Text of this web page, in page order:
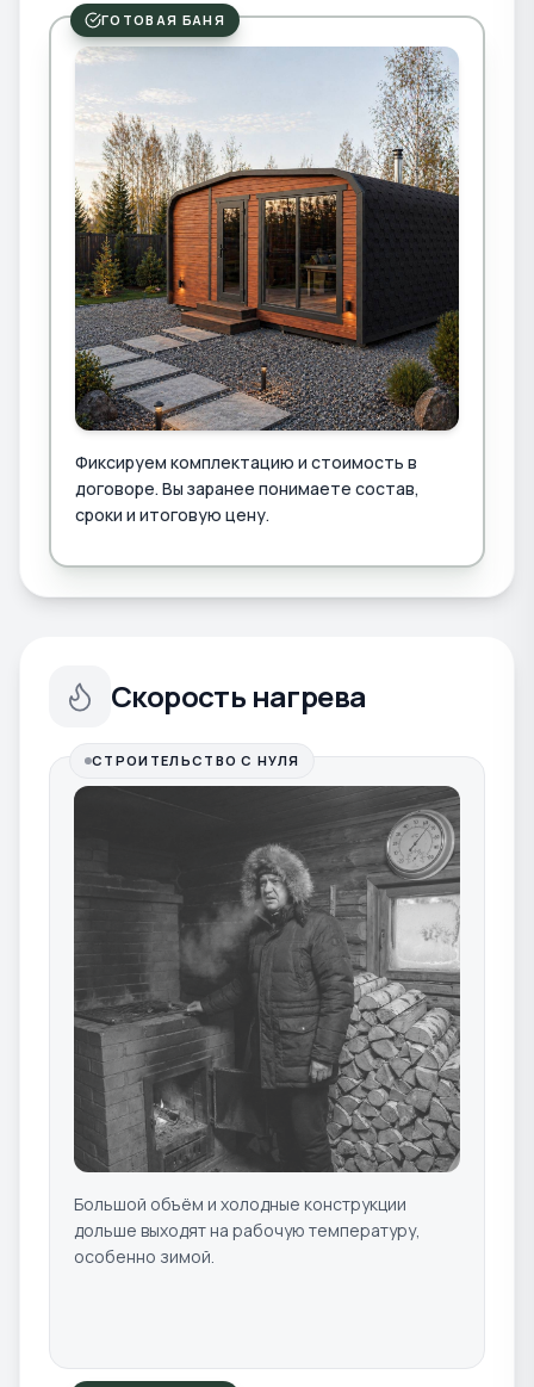
ГОТОВАЯ БАНЯ
Фиксируем комплектацию и стоимость в
договоре. Вы заранее понимаете состав,
сроки и итоговую цену.
Скорость нагрева
СТРОИТЕЛЬСТВО С НУЛЯ
Большой объём и холодные конструкции
дольше выходят на рабочую температуру,
особенно зимой.